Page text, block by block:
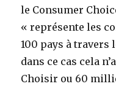
le Consumer
« représente les
100 pays à travers
dans ce cas cela
Choisir ou 60